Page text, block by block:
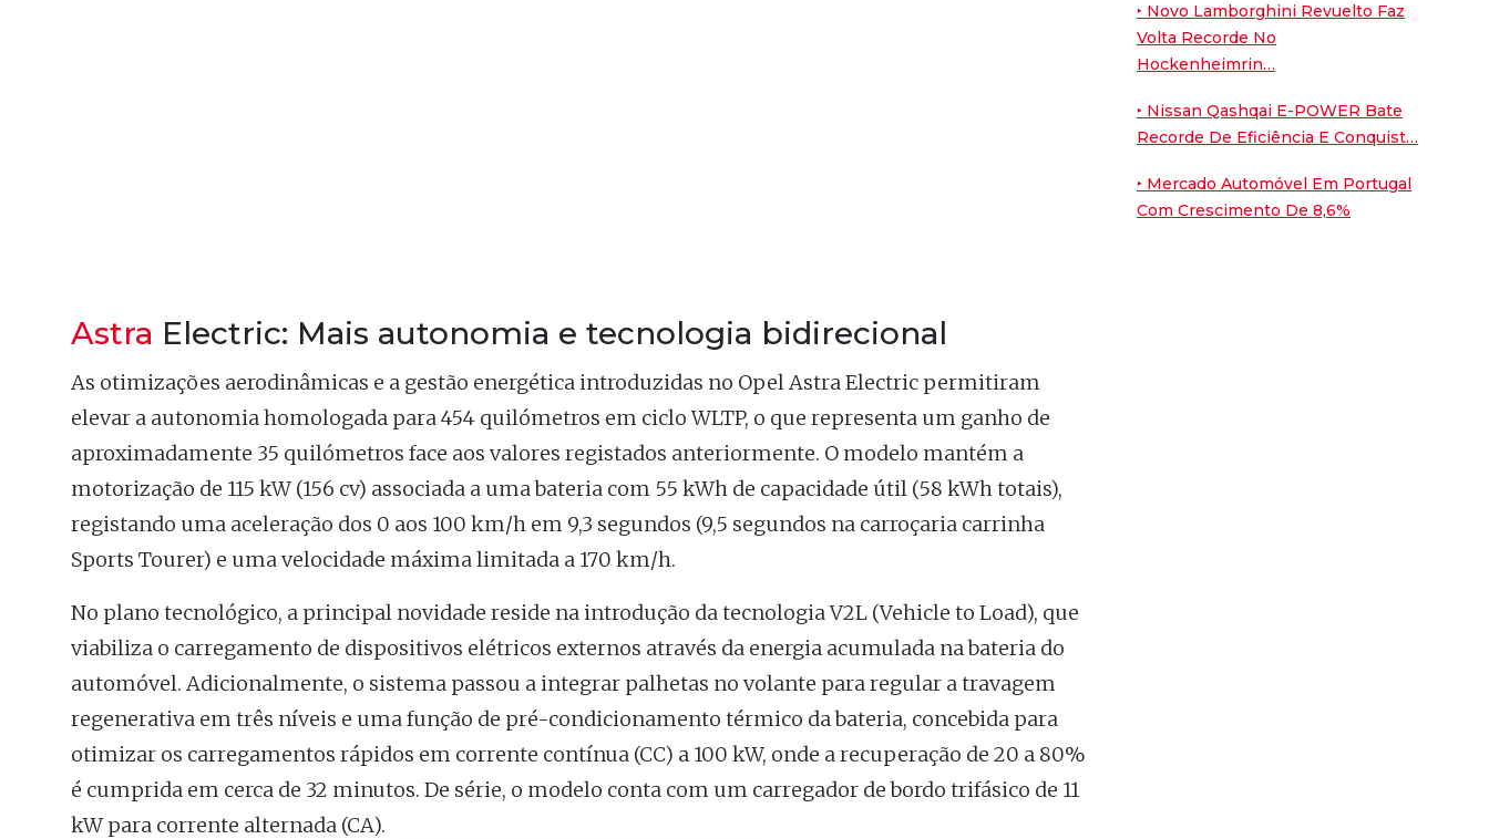
Astra Electric: Mais autonomia e tecnologia bidirecional
As otimizações aerodinâmicas e a gestão energética introduzidas no Opel Astra Electric permitiram
elevar a autonomia homologada para 454 quilómetros em ciclo WLTP, o que representa um ganho de
aproximadamente 35 quilómetros face aos valores registados anteriormente. O modelo mantém a
motorização de 115 kW (156 cv) associada a uma bateria com 55 kWh de capacidade útil (58 kWh totais),
registando uma aceleração dos 0 aos 100 km/h em 9,3 segundos (9,5 segundos na carroçaria carrinha
Sports Tourer) e uma velocidade máxima limitada a 170 km/h.
No plano tecnológico, a principal novidade reside na introdução da tecnologia V2L (Vehicle to Load), que
viabiliza o carregamento de dispositivos elétricos externos através da energia acumulada na bateria do
automóvel. Adicionalmente, o sistema passou a integrar palhetas no volante para regular a travagem
regenerativa em três níveis e uma função de pré-condicionamento térmico da bateria, concebida para
otimizar os carregamentos rápidos em corrente contínua (CC) a 100 kW, onde a recuperação de 20 a 80%
é cumprida em cerca de 32 minutos. De série, o modelo conta com um carregador de bordo trifásico de 11
kW para corrente alternada (CA).
9/10
Porsche Cayenne
Coupé
7.6/10
Nissan Leaf
7.6/10
‣ Novo Lamborghini Revuelto Faz
Volta Recorde No
Hockenheimrin…
‣ Nissan Qashqai E-POWER Bate
Recorde De Eficiência E Conquist…
‣ Mercado Automóvel Em Portugal
Com Crescimento De 8,6%